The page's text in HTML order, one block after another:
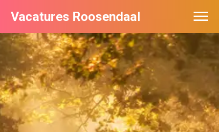
Vacatures Roosendaal
Vacatures bij bedrijven
De populairste vacatures in Roosendaal